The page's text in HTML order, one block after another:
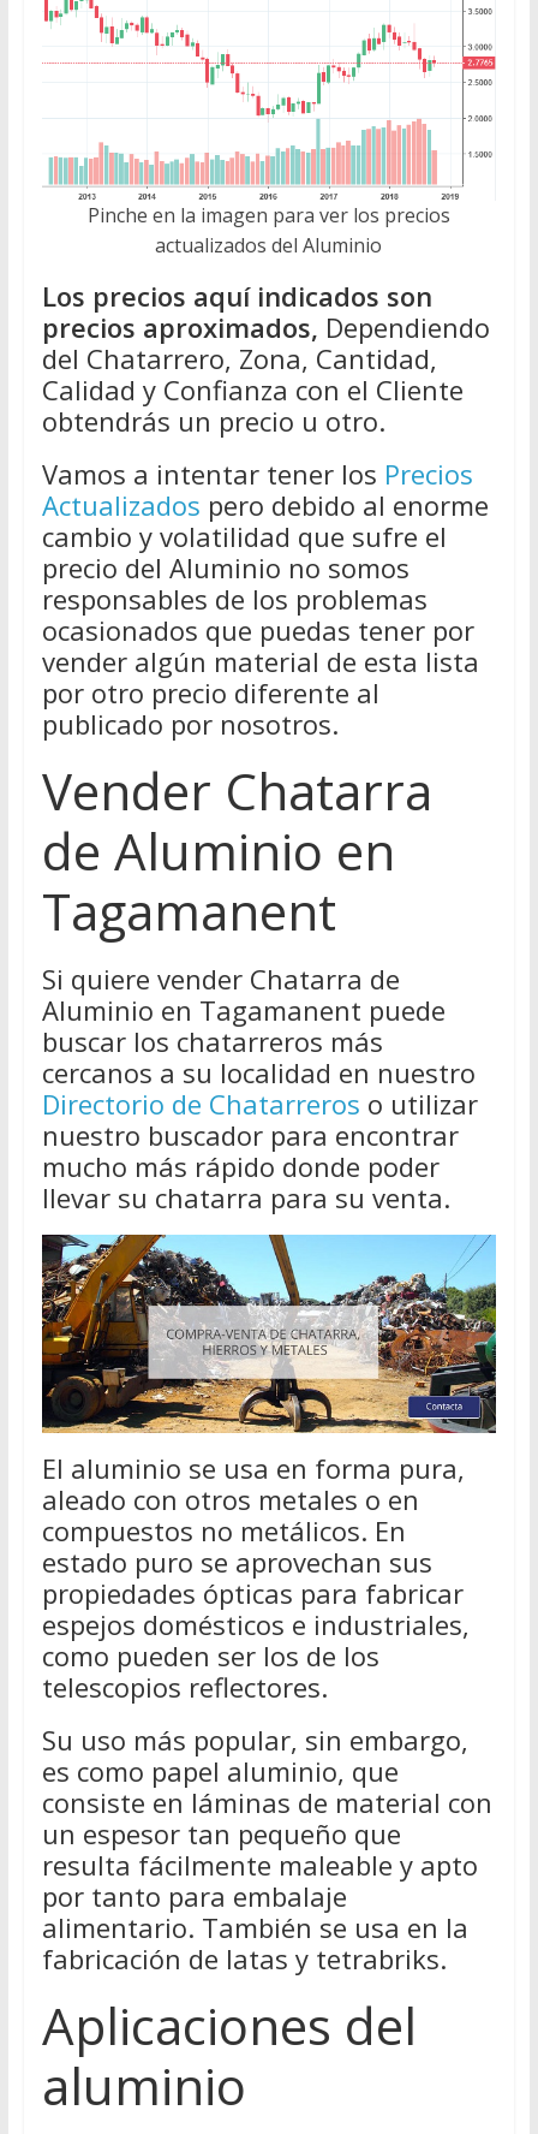
Pinche en la imagen para ver los precios
actualizados del Aluminio
Los precios aquí indicados son
precios aproximados, Dependiendo
del Chatarrero, Zona, Cantidad,
Calidad y Confianza con el Cliente
obtendrás un precio u otro.
Vamos a intentar tener los Precios
Actualizados pero debido al enorme
cambio y volatilidad que sufre el
precio del Aluminio no somos
responsables de los problemas
ocasionados que puedas tener por
vender algún material de esta lista
por otro precio diferente al
publicado por nosotros.
Vender Chatarra
de Aluminio en
Tagamanent
Si quiere vender Chatarra de
Aluminio en Tagamanent puede
buscar los chatarreros más
cercanos a su localidad en nuestro
Directorio de Chatarreros o utilizar
nuestro buscador para encontrar
mucho más rápido donde poder
llevar su chatarra para su venta.
El aluminio se usa en forma pura,
aleado con otros metales o en
compuestos no metálicos. En
estado puro se aprovechan sus
propiedades ópticas para fabricar
espejos domésticos e industriales,
como pueden ser los de los
telescopios reflectores.
Su uso más popular, sin embargo,
es como papel aluminio, que
consiste en láminas de material con
un espesor tan pequeño que
resulta fácilmente maleable y apto
por tanto para embalaje
alimentario. También se usa en la
fabricación de latas y tetrabriks.
Aplicaciones del
aluminio